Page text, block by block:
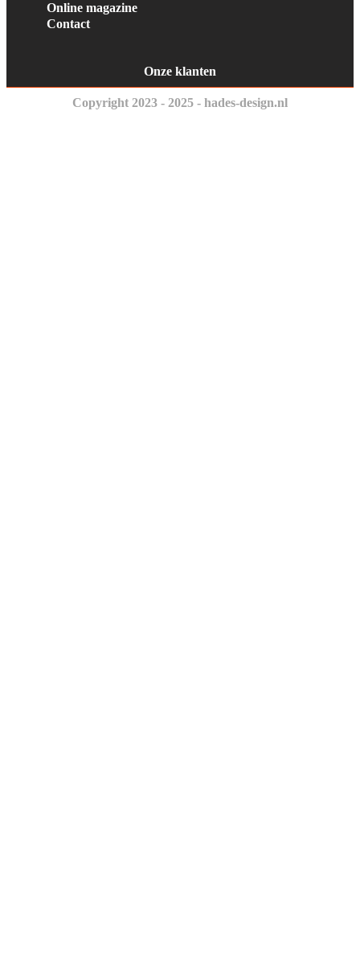
Online magazine
Contact
Onze klanten
Copyright 2023 - 2025 - hades-design.nl